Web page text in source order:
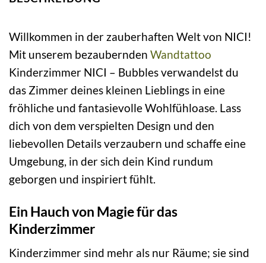
Willkommen in der zauberhaften Welt von NICI!
Mit unserem bezaubernden Wandtattoo
Kinderzimmer NICI – Bubbles verwandelst du
das Zimmer deines kleinen Lieblings in eine
fröhliche und fantasievolle Wohlfühloase. Lass
dich von dem verspielten Design und den
liebevollen Details verzaubern und schaffe eine
Umgebung, in der sich dein Kind rundum
geborgen und inspiriert fühlt.
Ein Hauch von Magie für das
Kinderzimmer
Kinderzimmer sind mehr als nur Räume; sie sind